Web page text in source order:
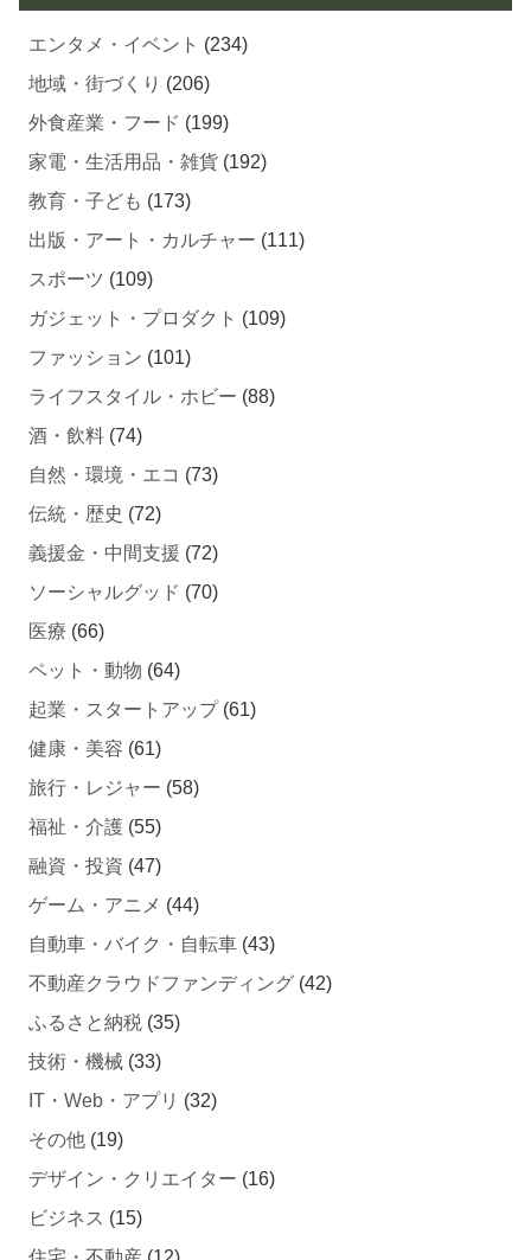
エンタメ・イベント(234)
地域・街づくり(206)
外食産業・フード(199)
家電・生活用品・雑貨(192)
教育・子ども(173)
出版・アート・カルチャー
スポーツ (109)
ガジェット・プロダクト
ファッション (101)
ライフスタイル・ホビー
酒・飲料 (74)
自然・環境・エコ
伝統・歴史 (72)
義援金・中間支援
ソーシャルグッド (70)
医療 (66)
ペット・動物
起業・スタートアップ
健康・美容 (61)
旅行・レジャー
福祉・介護(55)
融資・投資 (47)
ゲーム・アニメ
自動車・バイク・自転車
不動産クラウドファンディング
ふるさと納税 (35)
技術・機械(33)
IT・Web・アプリ
その他(19)
デザイン・クリエイター
ビジネス (15)
住宅・不動産